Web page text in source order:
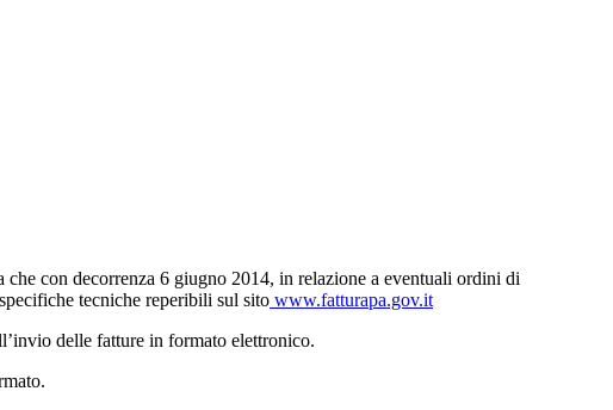
con decorrenza 6 giugno 2014, in relazione a eventuali ordini di
tecniche reperibili sul sito www.fatturapa.gov.it
delle fatture in formato elettronico.